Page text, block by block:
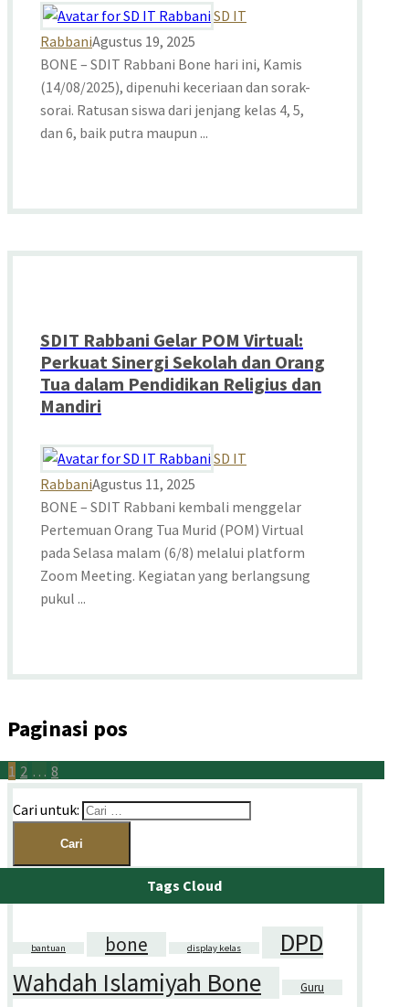
SD IT
RabbaniAgustus 19, 2025
BONE – SDIT Rabbani Bone hari ini, Kamis
(14/08/2025), dipenuhi keceriaan dan sorak-
sorai. Ratusan siswa dari jenjang kelas 4, 5,
dan 6, baik putra maupun ...
SDIT Rabbani Gelar POM Virtual:
Perkuat Sinergi Sekolah dan Orang
Tua dalam Pendidikan Religius dan
Mandiri
SD IT
RabbaniAgustus 11, 2025
BONE – SDIT Rabbani kembali menggelar
Pertemuan Orang Tua Murid (POM) Virtual
pada Selasa malam (6/8) melalui platform
Zoom Meeting. Kegiatan yang berlangsung
pukul ...
Paginasi pos
1 2 … 8
Cari untuk:
Tags Cloud
bantuan bone display kelas
DPD
Wahdah Islamiyah Bone
Guru